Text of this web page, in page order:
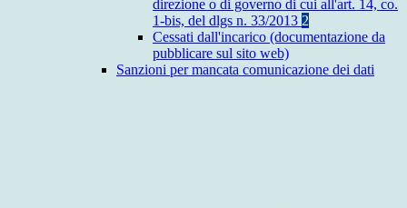
direzione o di governo di cui all'art. 14, co.
1-bis, del dlgs n. 33/2013 2
Cessati dall'incarico (documentazione da
pubblicare sul sito web)
Sanzioni per mancata comunicazione dei dati